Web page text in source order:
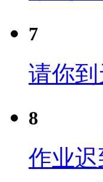
7
请你
8
作业